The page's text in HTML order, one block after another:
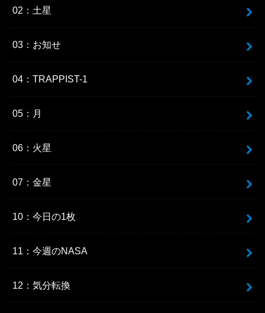
02：土星
03：お知せ
04：TRAPPIST-1
05：月
06：火星
07：金星
10：今日の1枚
11：今週のNASA
12：気分転換